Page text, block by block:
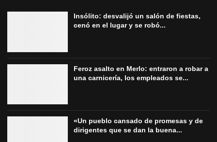
Insólito: desvalijó un salón de fiestas,
cenó en el lugar y se robó...
Feroz asalto en Merlo: entraron a robar a
una carnicería, los empleados se...
«Un pueblo cansado de promesas y de
dirigentes que se dan la buena...